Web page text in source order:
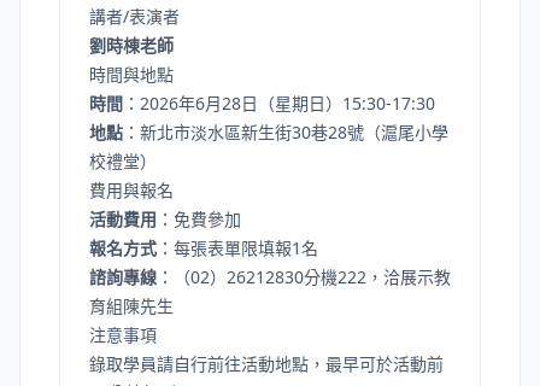
講者/表演者
劉時棟老師
時間與地點
時間 ：2026年6月28日（星期日）15:30-17:30
地點 ：新北市淡水區新生街30巷28號（滬尾小學
校禮堂）
費用與報名
活動費用 ：免費參加
報名方式 ：每張表單限填報1名
諮詢專線 ：（02）26212830分機222，洽展示教
育組陳先生
注意事項
錄取學員請自行前往活動地點，最早可於活動前